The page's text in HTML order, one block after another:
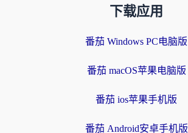
下载应用
番茄 Windows PC电脑版
番茄 macOS苹果电脑版
番茄 ios苹果手机版
番茄 Android安卓手机版